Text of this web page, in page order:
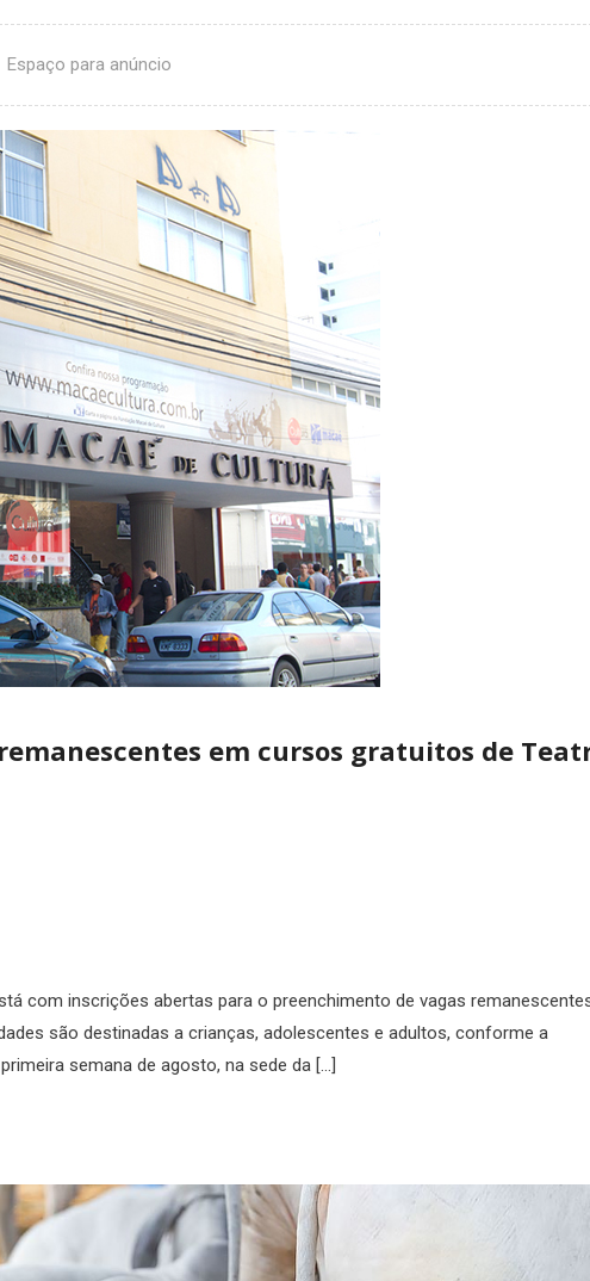
Espaço para anúncio
em cursos gratuitos de
com inscrições abertas para o preenchimento de vagas
são destinadas a crianças, adolescentes e adultos, conforme a
semana de agosto, na sede da […]